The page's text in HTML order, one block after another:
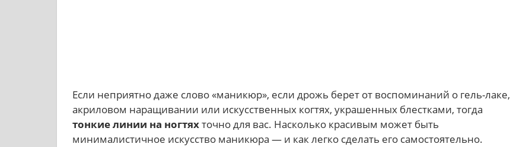
Если неприятно даже слово «маникюр», если дрожь берет от воспоминаний о гель-лаке,
акриловом наращивании или искусственных когтях, украшенных блестками, тогда
тонкие линии на ногтяхточно для вас. Насколько красивым может быть
минималистичное искусство маникюра — и как легко сделать его самостоятельно.